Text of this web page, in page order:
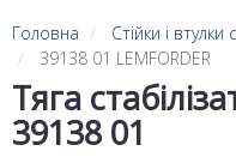
Головна
Стійки і втулки
39138 01 LEMFORDER
Тяга
39138 01